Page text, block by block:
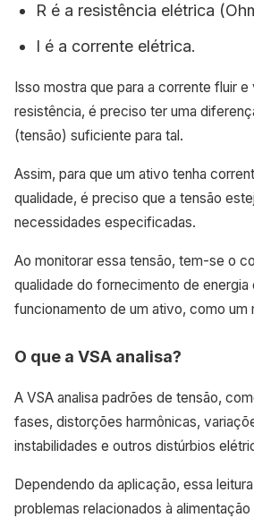
R é a resistência elétrica
I é a corrente elétrica.
Isso mostra que para a corrente fluir
resistência, é preciso ter uma
(tensão) suficiente para tal.
Assim, para que um ativo tenha
qualidade, é preciso que a tensão
necessidades especificadas.
Ao monitorar essa tensão, tem-se o
qualidade do fornecimento de energia
funcionamento de um ativo, como um
O que a VSA analisa?
A VSA analisa padrões de tensão,
fases, distorções harmônicas,
instabilidades e outros distúrbios
Dependendo da aplicação, essa
problemas relacionados à